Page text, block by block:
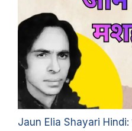
Jaun Elia Shayari Hindi: